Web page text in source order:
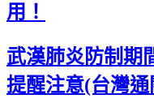
用！
武漢肺炎防制期
提醒注意(台灣通